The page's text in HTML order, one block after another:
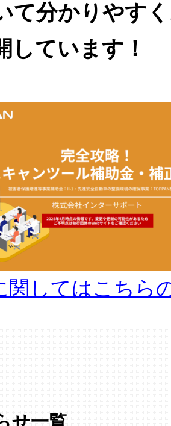
て分かりやす
しています！
関してはこちら
せ一覧